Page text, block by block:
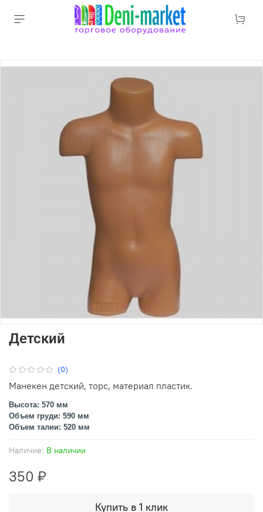
(0)
Наличие: В наличии
Детский
350 ₽
Купить в 1 клик
Манекен детский, торс, материал пластик.
Высота: 570 мм
Объем груди: 590 мм
Объем талии: 520 мм